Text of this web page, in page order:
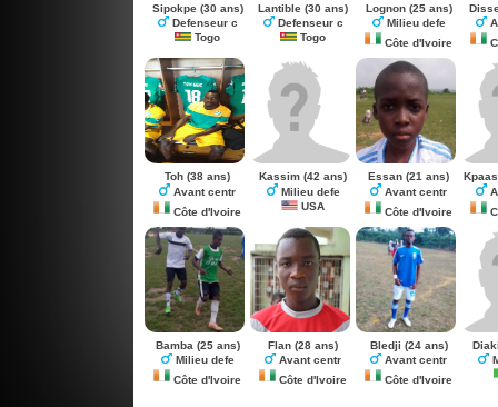
Sipokpe(30 ans)
Defenseur c
Togo
Lantible (30 ans)
Defenseur c
Togo
Lognon(25 ans)
Milieu defe
Côte d'Ivoire
Toh (38 ans)
Avant centr
Côte d'Ivoire
Kassim (42 ans)
Milieu defe
USA
Essan (21 ans)
Avant centr
Côte d'Ivoire
Bamba (25 ans)
Milieu defe
Côte d'Ivoire
Flan (28 ans)
Avant centr
Côte d'Ivoire
Bledji (24 ans)
Avant centr
Côte d'Ivoire